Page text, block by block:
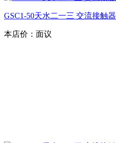
GSC1-50天水二一三 交流接触器
本店价： 面议